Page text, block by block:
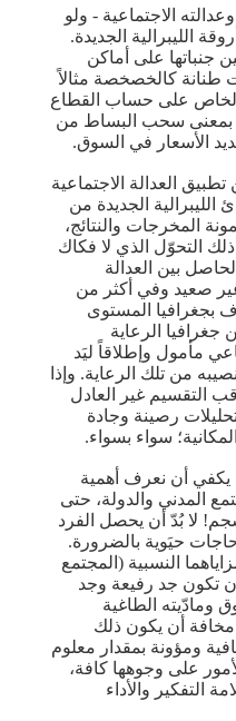
الاجتماعية - ولو
الليبرالية الجديدة.
جنباتها على أماكن
كالخصخصة مثالاً
الخاص على حساب القطاع
بمعنى سحب البساط من
الأسعار في السوق.
تطبيق العدالة الاجتماعية
الجديدة من
المخرجات والنتائج،
التحوّل الذي لا فكاك
بين العدالة
غير صعيد وفي أكثر من
بجغرافيا المستوى
جغرافيا الرعاية
مأمول وإطلاقاً ليَد
من تلك الرعاية. وإذا
التقسيم غير العادل
تحليلات رصينة وجادة
سواء بسواء.
يكفي أن نعرف أهمية
المدني والدولة، حتى
لا بُدّ أن يحصل الفرد
حيَوية بالضرورة.
النسبية (المجتمع
تكون جد رفيعة وجد
ومادّيته الطاغية
مخافة أن يكون ذلك
ومؤونة بمقدار معلوم
على وجوهها كافة،
التفكير والأداء